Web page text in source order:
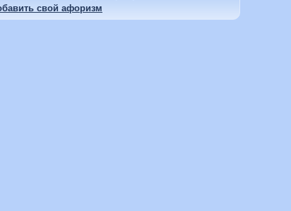
свой афоризм